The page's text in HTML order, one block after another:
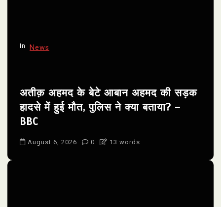
In News
अतीक़ अहमद के बेटे आबान अहमद की सड़क
हादसे में हुई मौत, पुलिस ने क्या बताया? –
BBC
August 6, 2026 0 13 words